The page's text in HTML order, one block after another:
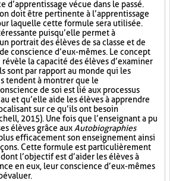
d’apprentissage vécue dans le passé.
doit être pertinente à l’apprentissage
laquelle cette formule sera utilisée.
puisqu’elle permet à
portrait des élèves de sa classe et de
conscience d’eux-mêmes. Le concept
la capacité des élèves d’examiner
sont par rapport au monde qui les
tendent à montrer que le
de soi est lié aux processus
et qu’elle aide les élèves à apprendre
sur ce qu’ils ont besoin
2015). Une fois que l’enseignant a pu
élèves grâce aux Autobiographies
efficacement son enseignement ainsi
Cette formule est particulièrement
l’objectif est d’aider les élèves à
en eux, leur conscience d’eux-mêmes